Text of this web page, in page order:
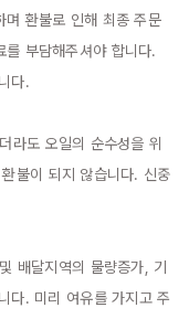
며 환불로 인해 최종 주문
부담해주셔야 합니다.
다.
라도 오일의 순수성을 위
불이 되지 않습니다. 신중
배달지역의 물량증가, 기
다. 미리 여유를 가지고 주